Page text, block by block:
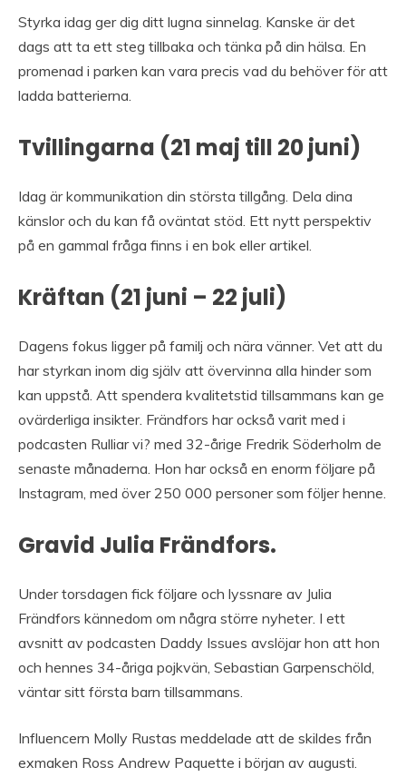
Styrka idag ger dig ditt lugna sinnelag. Kanske är det
dags att ta ett steg tillbaka och tänka på din hälsa. En
promenad i parken kan vara precis vad du behöver för att
ladda batterierna.
Tvillingarna (21 maj till 20 juni)
Idag är kommunikation din största tillgång. Dela dina
känslor och du kan få oväntat stöd. Ett nytt perspektiv
på en gammal fråga finns i en bok eller artikel.
Kräftan (21 juni – 22 juli)
Dagens fokus ligger på familj och nära vänner. Vet att du
har styrkan inom dig själv att övervinna alla hinder som
kan uppstå. Att spendera kvalitetstid tillsammans kan ge
ovärderliga insikter. Frändfors har också varit med i
podcasten Rulliar vi? med 32-årige Fredrik Söderholm de
senaste månaderna. Hon har också en enorm följare på
Instagram, med över 250 000 personer som följer henne.
Gravid Julia Frändfors.
Under torsdagen fick följare och lyssnare av Julia
Frändfors kännedom om några större nyheter. I ett
avsnitt av podcasten Daddy Issues avslöjar hon att hon
och hennes 34-åriga pojkvän, Sebastian Garpenschöld,
väntar sitt första barn tillsammans.
Influencern Molly Rustas meddelade att de skildes från
exmaken Ross Andrew Paquette i början av augusti.